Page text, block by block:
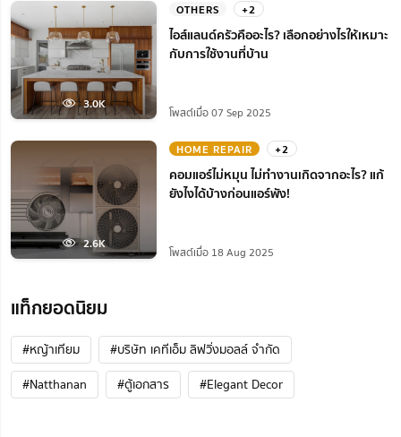
3.0K
OTHERS +2
ไอส์แลนด์ครัวคืออะไร? เลือกอย่างไรให้เหมาะ
กับการใช้งานที่บ้าน
โพสต์เมื่อ 07 Sep 2025
2.6K
HOME REPAIR +2
คอมแอร์ไม่หมุน ไม่ทํางานเกิดจากอะไร? แก้
ยังไงได้บ้างก่อนแอร์พัง!
โพสต์เมื่อ 18 Aug 2025
แท็กยอดนิยม
#หญ้าเทียม
#บริษัท เคทีเอ็ม ลิฟวิ่งมอลล์ จำกัด
#Natthanan
#ตู้เอกสาร #Elegant Decor